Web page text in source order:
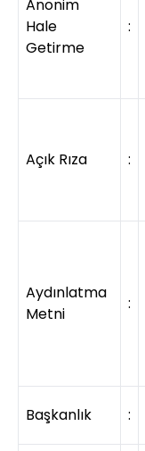
Anonim
Hale
Getirme
:
Açık Rıza :
Aydınlatma
Metni
:
Başkanlık :